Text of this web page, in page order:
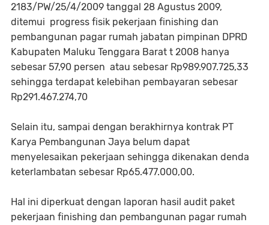
2183/PW/25/4/2009 tanggal 28 Agustus 2009,
ditemui progress fisik pekerjaan finishing dan
pembangunan pagar rumah jabatan pimpinan DPRD
Kabupaten Maluku Tenggara Barat t 2008 hanya
sebesar 57,90 persen atau sebesar Rp989.907.725,33
sehingga terdapat kelebihan pembayaran sebesar
Rp291.467.274,70
Selain itu, sampai dengan berakhirnya kontrak PT
Karya Pembangunan Jaya belum dapat
menyelesaikan pekerjaan sehingga dikenakan denda
keterlambatan sebesar Rp65.477.000,00.
Hal ini diperkuat dengan laporan hasil audit paket
pekerjaan finishing dan pembangunan pagar rumah